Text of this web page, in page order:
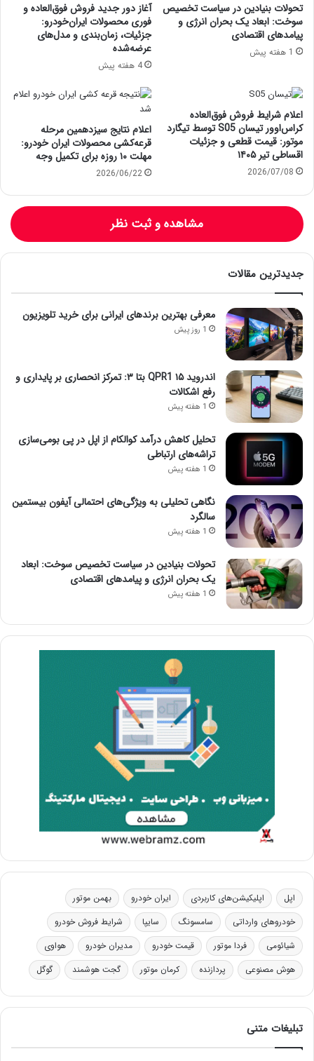
تحولات بنیادین در سیاست تخصیص
سوخت: ابعاد یک بحران انرژی و
پیامدهای اقتصادی
1 هفته پیش
آغاز دور جدید فروش فوق‌العاده و
فوری محصولات ایران‌خودرو:
جزئیات، زمان‌بندی و مدل‌های
عرضه‌شده
4 هفته پیش
اعلام شرایط فروش فوق‌العاده
کراس‌اوور تیسان S05 توسط تیگارد
موتور: قیمت قطعی و جزئیات
اقساطی تیر ۱۴۰۵
2026/07/08
اعلام نتایج سیزدهمین مرحله
قرعه‌کشی محصولات ایران خودرو:
مهلت ۱۰ روزه برای تکمیل وجه
2026/06/22
مشاهده و ثبت نظر
جدیدترین مقالات
معرفی بهترین برندهای ایرانی برای خرید تلویزیون
1 روز پیش
اندروید ۱۵ QPR1 بتا ۳: تمرکز انحصاری بر پایداری و
رفع اشکالات
1 هفته پیش
تحلیل کاهش درآمد کوالکام از اپل در پی بومی‌سازی
تراشه‌های ارتباطی
1 هفته پیش
نگاهی تحلیلی به ویژگی‌های احتمالی آیفون بیستمین
سالگرد
1 هفته پیش
تحولات بنیادین در سیاست تخصیص سوخت: ابعاد
یک بحران انرژی و پیامدهای اقتصادی
1 هفته پیش
اپل اپلیکیشن‌های کاربردی ایران خودرو
بهمن موتور
خودروهای وارداتی
سامسونگ سایپا
شرایط فروش خودرو
شیائومی
فردا موتور قیمت خودرو مدیران خودرو
هواوی
هوش مصنوعی
پردازنده کرمان موتور گجت هوشمند گوگل
تبلیغات متنی